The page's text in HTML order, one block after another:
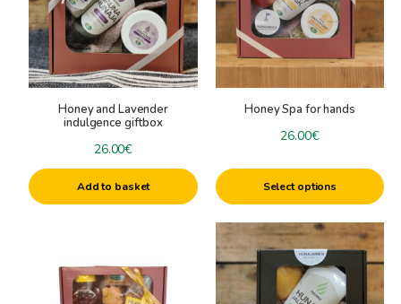
Honey and Lavender
indulgence giftbox
26.00€
Add to basket
Honey Spa for hands
26.00€
Select options
multiple